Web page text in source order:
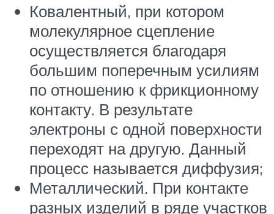
Ковалентный, при котором
молекулярное сцепление
осуществляется благодаря
большим поперечным усилиям
по отношению к фрикционному
контакту. В результате
электроны с одной поверхности
переходят на другую. Данный
процесс называется диффузия;
Металлический. При контакте
разных изделий в ряде участков